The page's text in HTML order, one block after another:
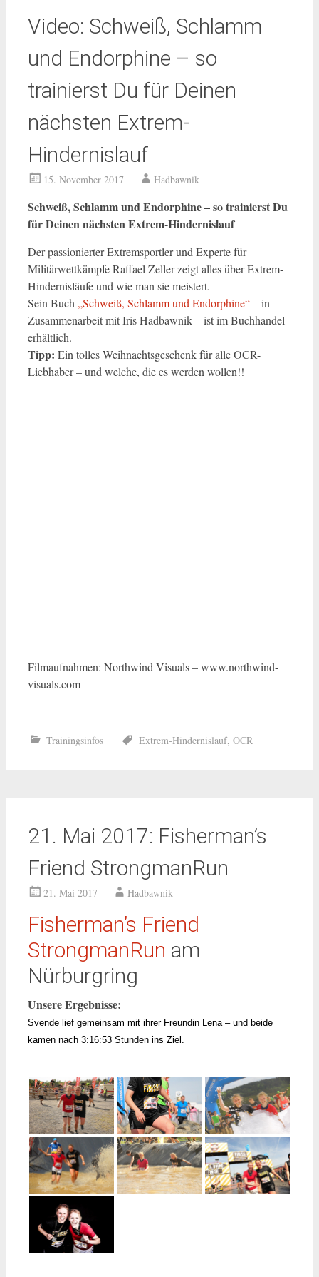
Video: Schweiß, Schlamm
und Endorphine – so
trainierst Du für Deinen
nächsten Extrem-
Hindernislauf
15. November 2017 Hadbawnik
Schweiß, Schlamm und Endorphine – so trainierst Du
für Deinen nächsten Extrem-Hindernislauf
Der passionierter Extremsportler und Experte für
Militärwettkämpfe Raffael Zeller zeigt alles über Extrem-
Hindernisläufe und wie man sie meistert.
Sein Buch „Schweiß, Schlamm und Endorphine“– in
Zusammenarbeit mit Iris Hadbawnik – ist im Buchhandel
erhältlich.
Tipp: Ein tolles Weihnachtsgeschenk für alle OCR-
Liebhaber – und welche, die es werden wollen!!
Filmaufnahmen: Northwind Visuals – www.northwind-
visuals.com
Trainingsinfos Extrem-Hindernislauf, OCR
21. Mai 2017: Fisherman’s
Friend StrongmanRun
21. Mai 2017 Hadbawnik
Fisherman’s Friend
StrongmanRun am
Nürburgring
Unsere Ergebnisse:
Svende lief gemeinsam mit ihrer Freundin Lena – und beide
kamen nach 3:16:53 Stunden ins Ziel.